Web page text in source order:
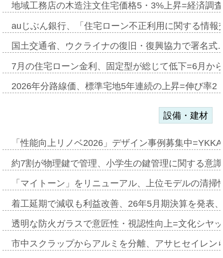
地域工務店の木造注文住宅価格5・3%上昇=経済調
auじぶん銀行、「住宅ローン不正利用に関する情
国土交通省、ウクライナの復旧・復興協力で署名
7月の住宅ローン金利、固定型が総じて低下=6月か
2026年分路線価、標準宅地5年連続の上昇=伸び率
設備・建材
「性能向上リノベ2026」デザイン事例募集中
約7割が物理鍵で管理、小学生の鍵管理に関する意
「マイトーン」をリニューアル、上位モデルの清
着工延期で減収も利益改善、26年5月期決算を発表
透明な防火ガラスで意匠性・視認性向上=文化シヤ
市中スクラップからアルミを分離、アサヒセイレ